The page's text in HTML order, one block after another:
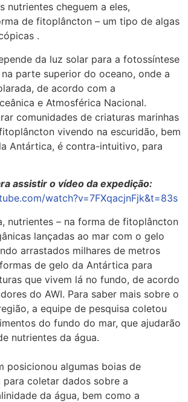
nutrientes cheguem a eles,
de fitoplâncton – um tipo de algas
.
da luz solar para a fotossíntese
parte superior do oceano, onde a
de acordo com a
e Atmosférica Nacional.
comunidades de criaturas marinhas
vivendo na escuridão, bem
Antártica, é contra-intuitivo, para
assistir o vídeo da expedição:
watch?v=7FXqacjnFjk&t=83s
nutrientes – na forma de fitoplâncton
lançadas ao mar com o gelo
arrastados milhares de metros
de gelo da Antártica para
que vivem lá no fundo, de acordo
do AWI. Para saber mais sobre o
a equipe de pesquisa coletou
do fundo do mar, que ajudarão
nutrientes da água.
posicionou algumas boias de
para coletar dados sobre a
da água, bem como a